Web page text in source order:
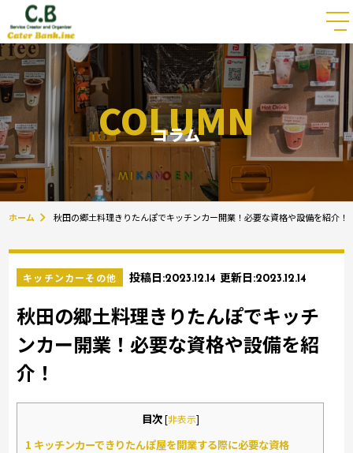
COLUMN
コラム
ホーム 秋田の郷土料理きりたんぽでキッチンカー開業！必要な資格や設備を紹介！
キッチンカーその他 投稿日:2023.12.14 更新日:2023.12.14
秋田の郷土料理きりたんぽでキッチ
ンカー開業！必要な資格や設備を紹
介！
目次[非表示]
1 キッチンカーできりたんぽ屋を開業する際に必要な資格